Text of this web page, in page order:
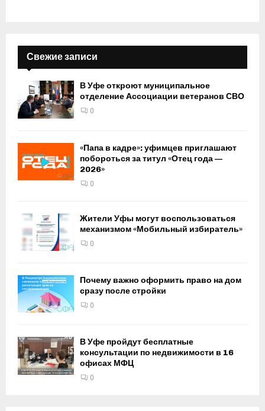
Свежие записи
В Уфе откроют муниципальное
отделение Ассоциации ветеранов СВО
0
«Папа в кадре»: уфимцев приглашают
побороться за титул «Отец года —
2026»
0
Жители Уфы могут воспользоваться
механизмом «Мобильный избиратель»
0
Почему важно оформить право на дом
сразу после стройки
0
В Уфе пройдут бесплатные
консультации по недвижимости в 16
офисах МФЦ
0